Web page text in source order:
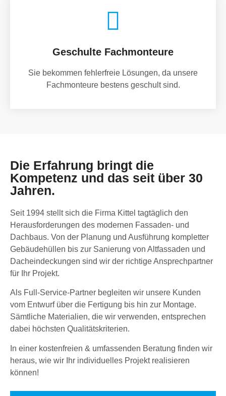
Geschulte Fachmonteure
Sie bekommen fehlerfreie Lösungen, da unsere
Fachmonteure bestens geschult sind.
Die Erfahrung bringt die
Kompetenz und das seit über 30
Jahren.
Seit 1994 stellt sich die Firma Kittel tagtäglich den
Herausforderungen des modernen Fassaden- und
Dachbaus. Von der Planung und Ausführung kompletter
Gebäudehüllen bis zur Sanierung von Altfassaden und
Dacheindeckungen sind wir der richtige Ansprechpartner
für Ihr Projekt.
Als Full-Service-Partner begleiten wir unsere Kunden
vom Entwurf über die Fertigung bis hin zur Montage.
Sämtliche Materialien, die wir verwenden, entsprechen
dabei höchsten Qualitätskriterien.
In einer kostenfreien & umfassenden Beratung finden wir
heraus, wie wir Ihr individuelles Projekt realisieren
können!